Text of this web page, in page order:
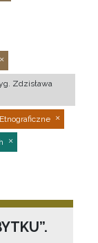
Zdzisława